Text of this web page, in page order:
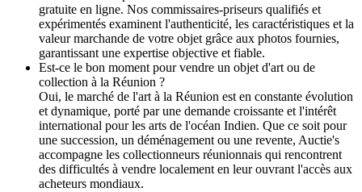
gratuite en ligne. Nos commissaires-priseurs qualifiés et
expérimentés examinent l'authenticité, les caractéristiques et la
valeur marchande de votre objet grâce aux photos fournies,
garantissant une expertise objective et fiable.
Est-ce le bon moment pour vendre un objet d'art ou de
collection à la Réunion ?
Oui, le marché de l'art à la Réunion est en constante évolution
et dynamique, porté par une demande croissante et l'intérêt
international pour les arts de l'océan Indien. Que ce soit pour
une succession, un déménagement ou une revente, Auctie's
accompagne les collectionneurs réunionnais qui rencontrent
des difficultés à vendre localement en leur ouvrant l'accès aux
acheteurs mondiaux.